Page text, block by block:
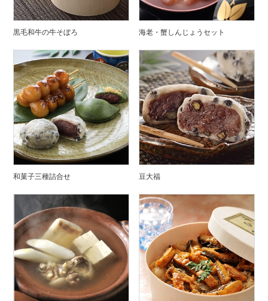
黒毛和牛の牛そぼろ 海老・蟹しんじょうセット
和菓子三種詰合せ 豆大福